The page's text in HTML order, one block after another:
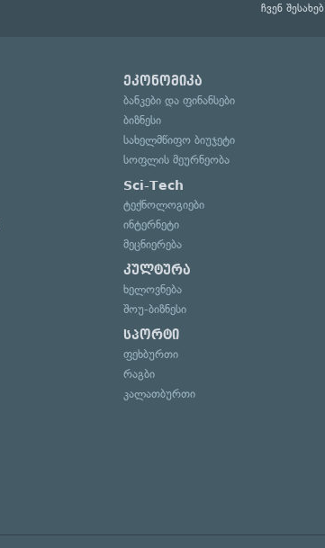
ჩვენ შესახებ
ეკონომიკა
ბანკები და ფინანსები
ბიზნესი
სახელმწიფო ბიუჯეტი
სოფლის მეურნეობა
Sci-Tech
ტექნოლოგიები
ინტერნეტი
მეცნიერება
კულტურა
ხელოვნება
შოუ-ბიზნესი
სპორტი
ფეხბურთი
რაგბი
კალათბურთი